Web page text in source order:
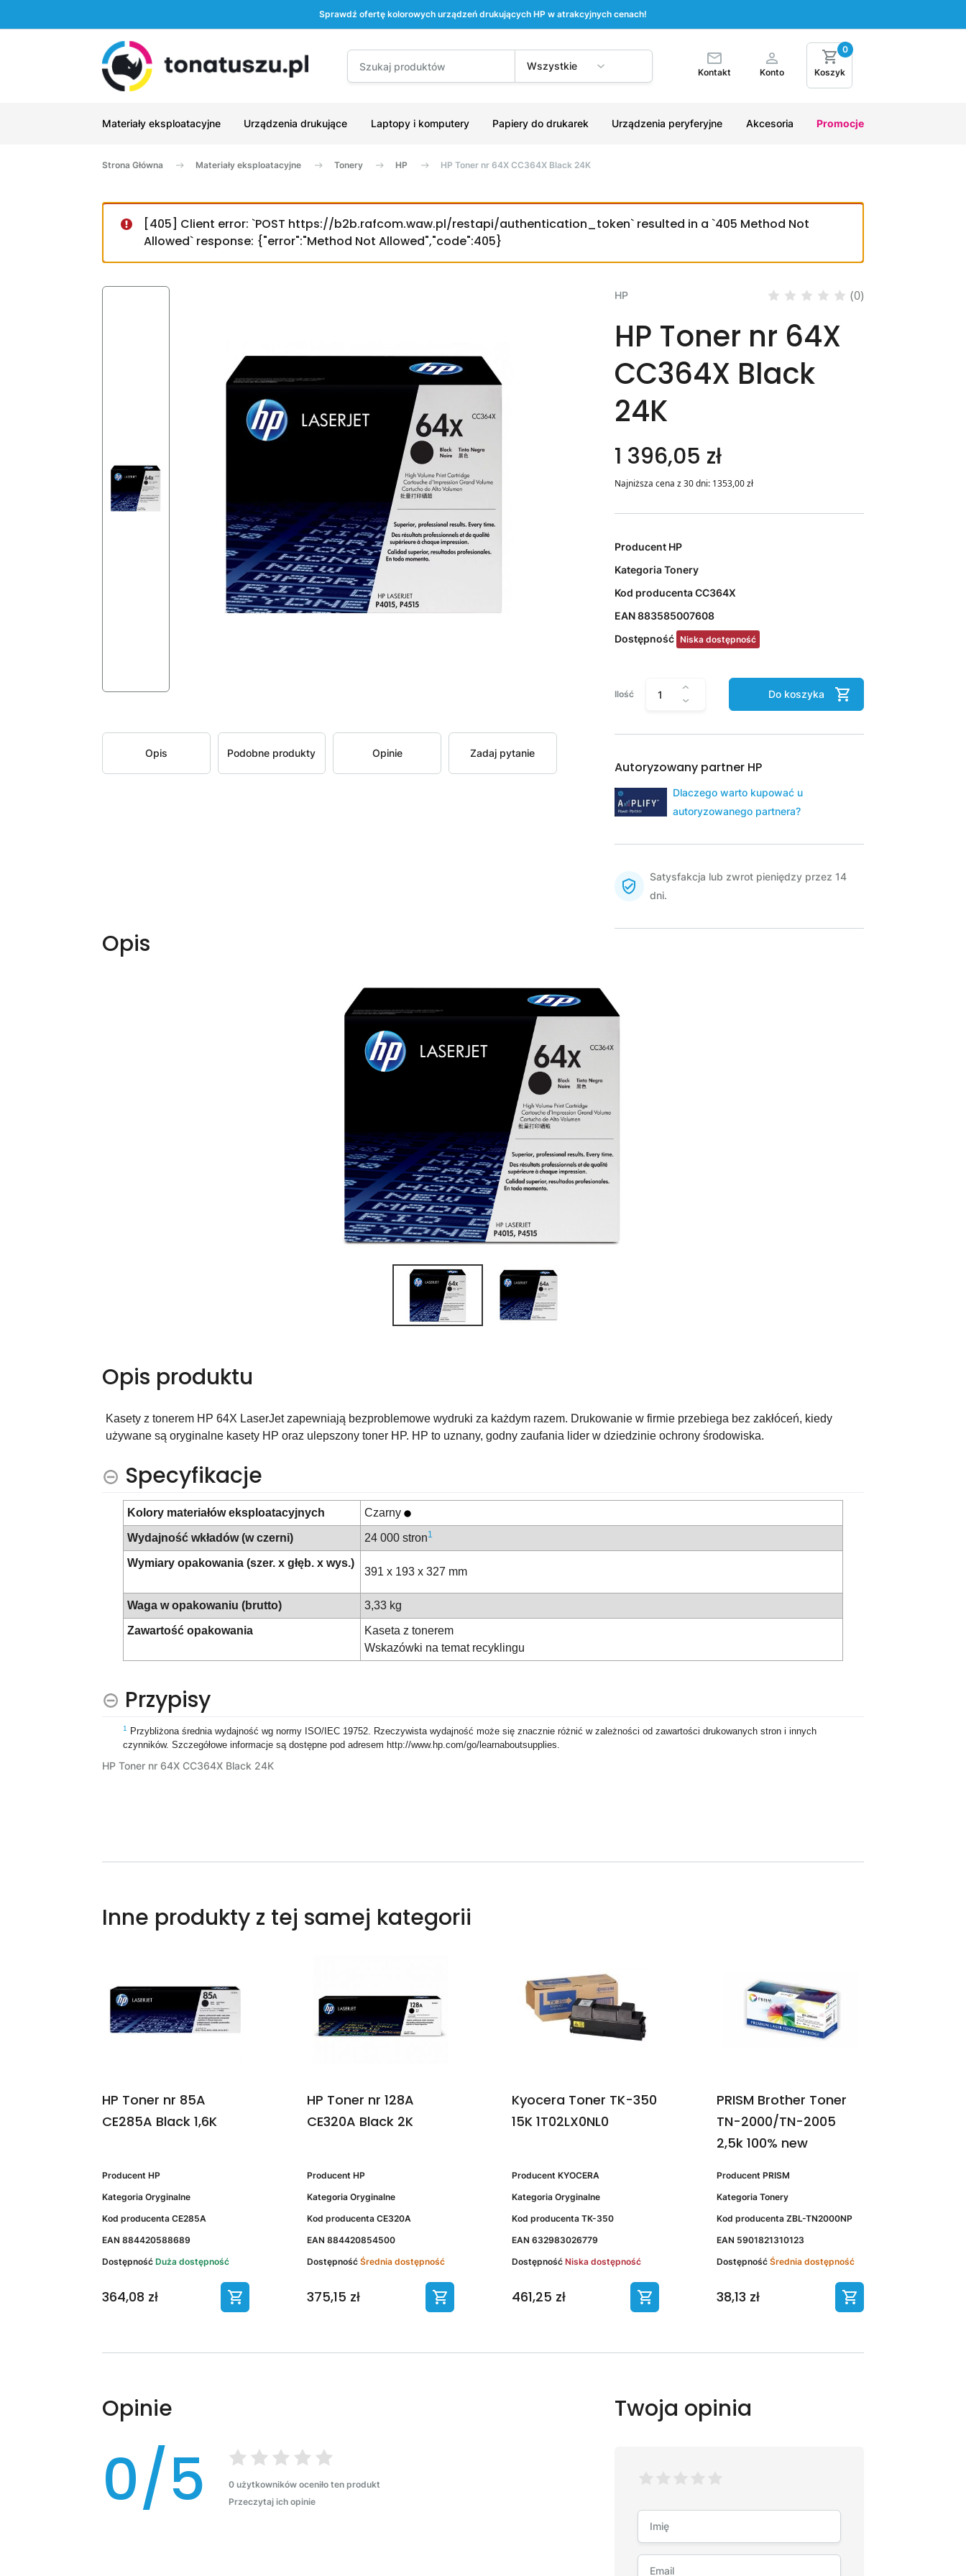
Sprawdź ofertę kolorowych urządzeń drukujących HP w atrakcyjnych cenach!
Wszystkie
Kontakt Konto Koszyk
0
Materiały eksploatacyjne Urządzenia drukujące Laptopy i komputery Papiery do drukarek Urządzenia peryferyjne Akcesoria Promocje
Strona Główna Materiały eksploatacyjne Tonery HP HP Toner nr 64X CC364X Black 24K
[405] Client error: `POST https://b2b.rafcom.waw.pl/restapi/authentication_token` resulted in a `405 Method Not
Allowed` response: {"error":"Method Not Allowed","code":405}
Opis Podobne produkty Opinie Zadaj pytanie
HP (0)
HP Toner nr 64X
CC364X Black
24K
1 396,05 zł
Najniższa cena z 30 dni: 1353,00zł
Producent HP
KategoriaTonery
Kod producentaCC364X
EAN883585007608
Dostępność Niska dostępność
Ilość Do koszyka
Autoryzowany partner HP
Dlaczego warto kupować u
autoryzowanego partnera?
Satysfakcja lub zwrot pieniędzy przez 14
dni.
Opis
Opis produktu
Kasety z tonerem HP 64X LaserJet zapewniają bezproblemowe wydruki za każdym razem. Drukowanie w firmie przebiega bez zakłóceń, kiedy
używane są oryginalne kasety HP oraz ulepszony toner HP. HP to uznany, godny zaufania lider w dziedzinie ochrony środowiska.
Specyfikacje
Kolory materiałów eksploatacyjnych Czarny
Wydajność wkładów (w czerni) 24 000 stron1
Wymiary opakowania (szer. x głęb. x wys.)
391 x 193 x 327 mm
Waga w opakowaniu (brutto) 3,33 kg
Zawartość opakowania
Kaseta z tonerem
Wskazówki na temat recyklingu
Przypisy
1
Przybliżona średnia wydajność wg normy ISO/IEC 19752. Rzeczywista wydajność może się znacznie różnić w zależności od zawartości drukowanych stron i innych
czynników. Szczegółowe informacje są dostępne pod adresem http://www.hp.com/go/learnaboutsupplies.
HP Toner nr 64X CC364X Black 24K
Inne produkty z tej samej kategorii
HP Toner nr 85A
CE285A Black 1,6K
Producent HP
Kategoria Oryginalne
Kod producenta CE285A
EAN 884420588689
Dostępność Duża dostępność
364,08 zł
HP Toner nr 128A
CE320A Black 2K
Producent HP
Kategoria Oryginalne
Kod producenta CE320A
EAN 884420854500
Dostępność Średnia dostępność
375,15 zł
Kyocera Toner TK-350
15K 1T02LX0NL0
Producent KYOCERA
Kategoria Oryginalne
Kod producenta TK-350
EAN 632983026779
Dostępność Niska dostępność
461,25 zł
PRISM Brother Toner
TN-2000/TN-2005
2,5k 100% new
Producent PRISM
Kategoria Tonery
Kod producenta ZBL-TN2000NP
EAN 5901821310123
Dostępność Średnia dostępność
38,13 zł
Opinie
0/5
0 użytkowników oceniło ten produkt
Przeczytaj ich opinie
Twoja opinia